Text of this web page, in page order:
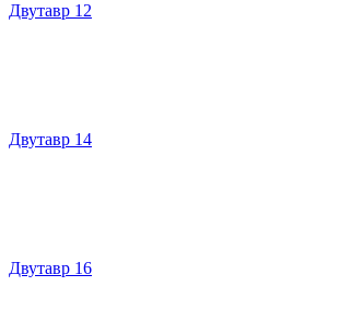
Двутавр 12
Двутавр 14
Двутавр 16